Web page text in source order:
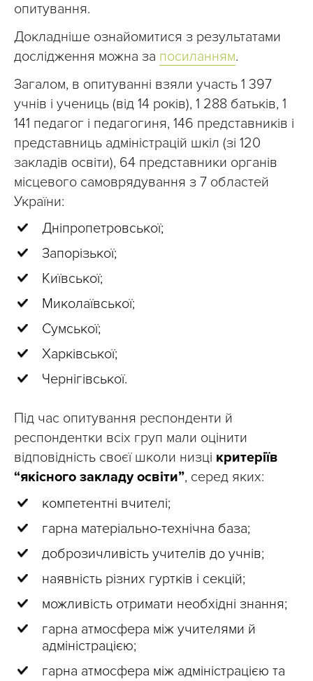
опитування.
Докладніше ознайомитися з результатами
дослідження можна за посиланням.
Загалом, в опитуванні взяли участь 1 397
учнів і учениць (від 14 років), 1 288 батьків, 1
141 педагог і педагогиня, 146 представників і
представниць адміністрацій шкіл (зі 120
закладів освіти), 64 представники органів
місцевого самоврядування з 7 областей
України:
Дніпропетровської;
Запорізької;
Київської;
Миколаївської;
Сумської;
Харківської;
Чернігівської.
Під час опитування респонденти й
респондентки всіх груп мали оцінити
відповідність своєї школи низці критеріїв
“якісного закладу освіти”, серед яких:
компетентні вчителі;
гарна матеріально-технічна база;
доброзичливість учителів до учнів;
наявність різних гуртків і секцій;
можливість отримати необхідні знання;
гарна атмосфера між учителями й
адміністрацією;
гарна атмосфера між адміністрацією та